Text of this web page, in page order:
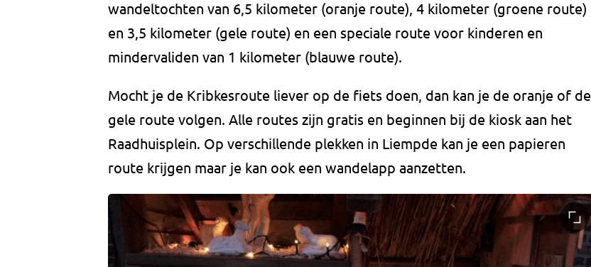
wandeltochten van 6,5 kilometer (oranje route), 4 kilometer (groene route)
en 3,5 kilometer (gele route) en een speciale route voor kinderen en
mindervaliden van 1 kilometer (blauwe route).
Mocht je de Kribkesroute liever op de fiets doen, dan kan je de oranje of de
gele route volgen. Alle routes zijn gratis en beginnen bij de kiosk aan het
Raadhuisplein. Op verschillende plekken in Liempde kan je een papieren
route krijgen maar je kan ook een wandelapp aanzetten.